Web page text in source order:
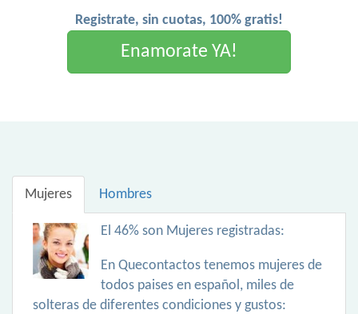
Registrate, sin cuotas, 100% gratis!
Enamorate YA!
Mujeres Hombres
El 46% son Mujeres registradas:
En Quecontactos tenemos mujeres de
todos paises en español, miles de
solteras de diferentes condiciones y gustos: